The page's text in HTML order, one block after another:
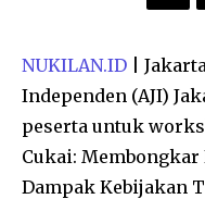
NUKILAN.ID |
Independen (AJI)
peserta untuk
Cukai:
Dampak Kebijakan